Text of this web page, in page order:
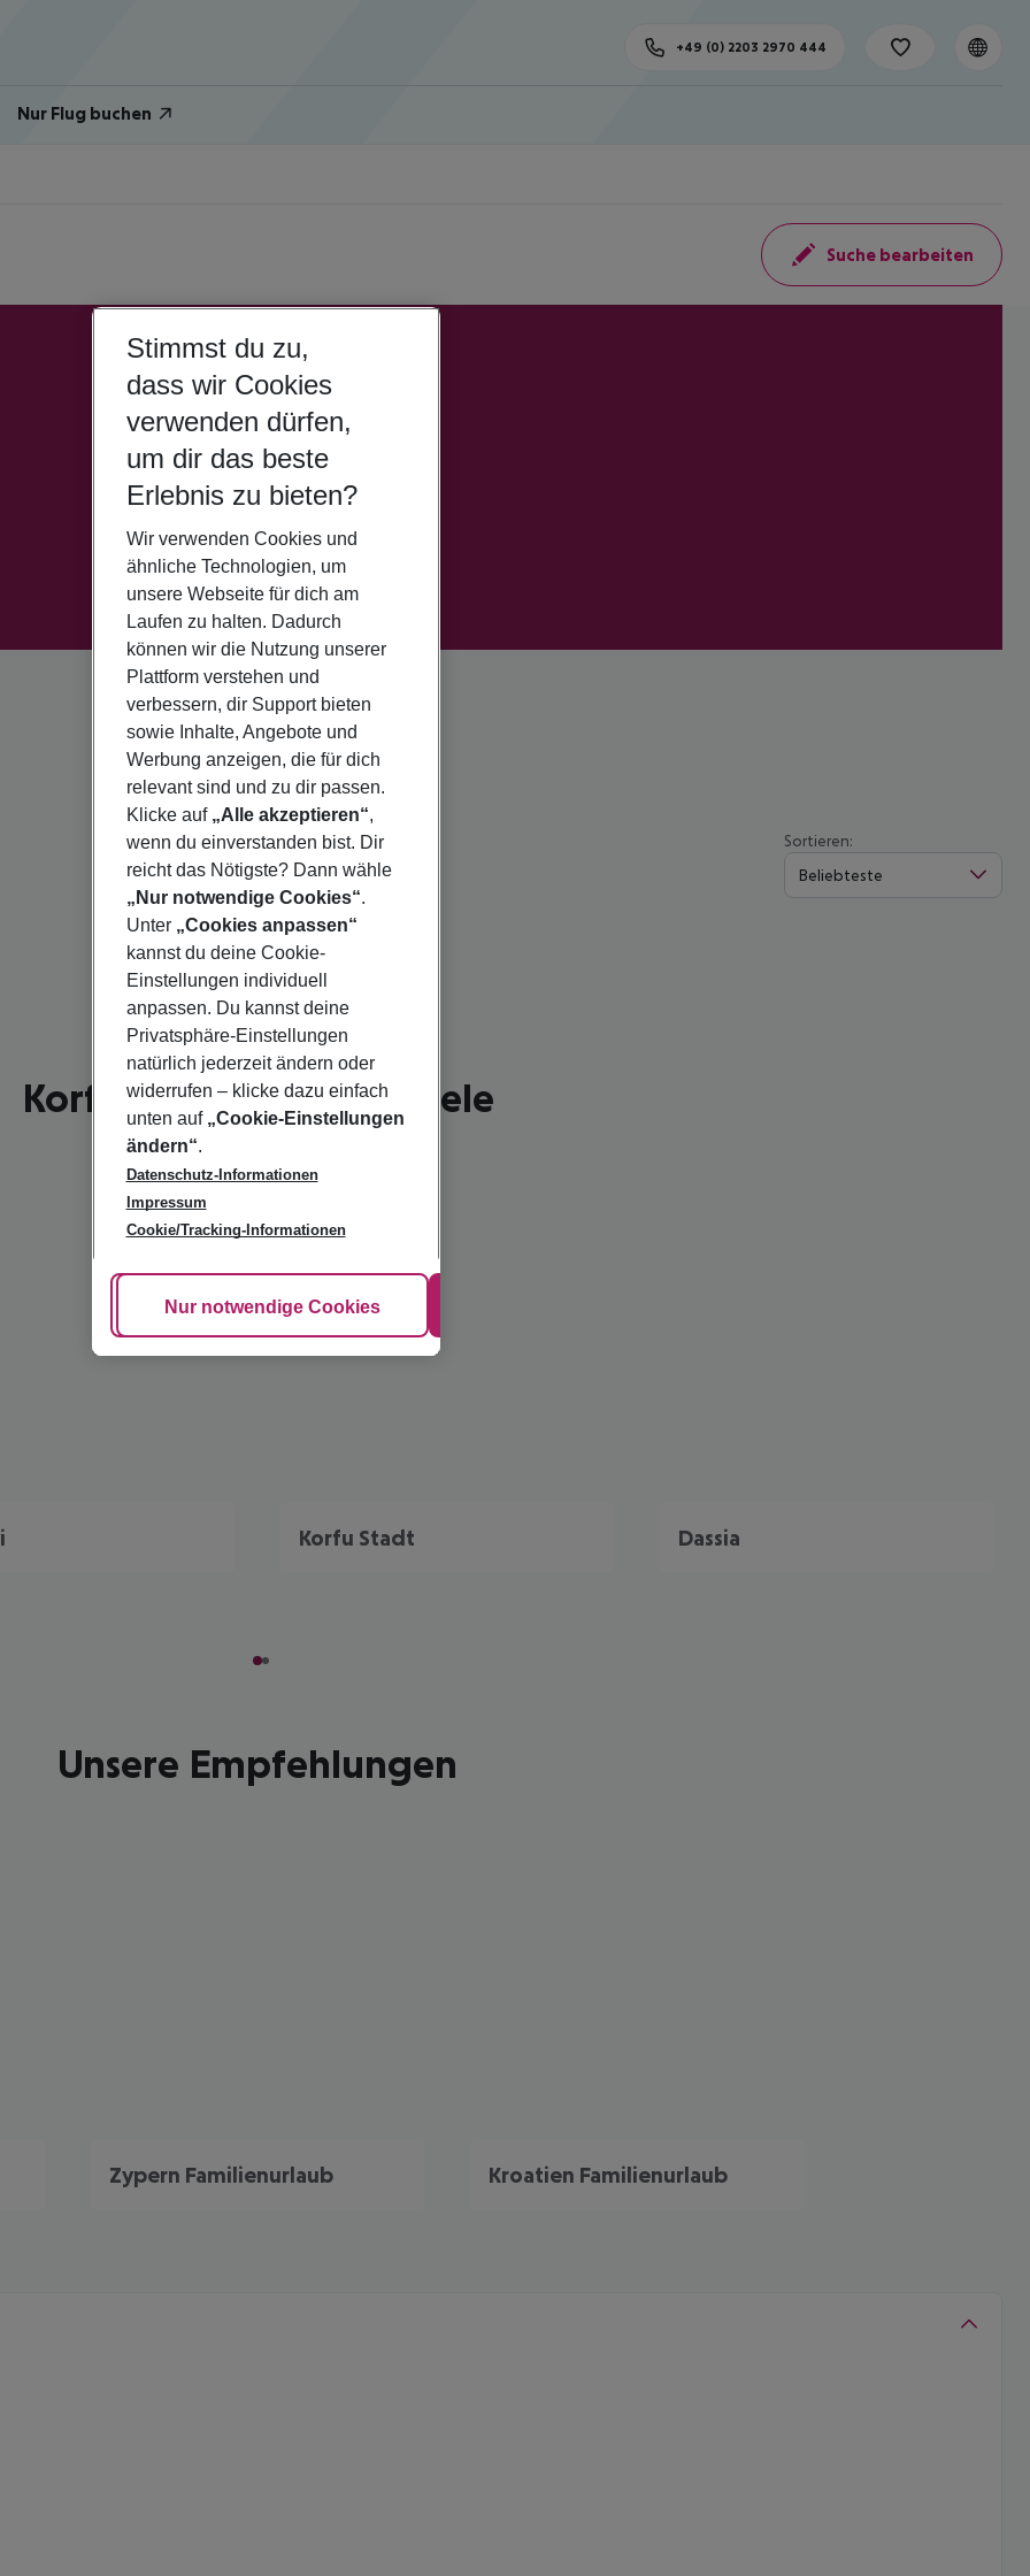
Nur Flug buchen
+49 (0) 2203 2970 444
Suche bearbeiten
Sortieren:
Beliebteste
Korfu - schönste Reiseziele
Korfu Stadt Dassia
Unsere Empfehlungen
Zypern Familienurlaub Kroatien Familienurlaub
Stimmst du zu,
dass wir Cookies
verwenden dürfen,
um dir das beste
Erlebnis zu bieten?
Wir verwenden Cookies und
ähnliche Technologien, um
unsere Webseite für dich am
Laufen zu halten. Dadurch
können wir die Nutzung unserer
Plattform verstehen und
verbessern, dir Support bieten
sowie Inhalte, Angebote und
Werbung anzeigen, die für dich
relevant sind und zu dir passen.
Klicke auf „Alle akzeptieren“,
wenn du einverstanden bist. Dir
reicht das Nötigste? Dann wähle
„Nur notwendige Cookies“.
Unter „Cookies anpassen“
kannst du deine Cookie-
Einstellungen individuell
anpassen. Du kannst deine
Privatsphäre-Einstellungen
natürlich jederzeit ändern oder
widerrufen – klicke dazu einfach
unten auf „Cookie-Einstellungen
ändern“.
Datenschutz-Informationen
Impressum
Cookie/Tracking-Informationen
Cookie anpassen
Nur notwendige Cookies